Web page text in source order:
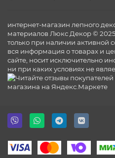
интернет-магазин лепного
материалов Люкс Декор ©
только при наличии активной
вся информация о товарах и
сайте, носит исключительно
ни при каких условиях не